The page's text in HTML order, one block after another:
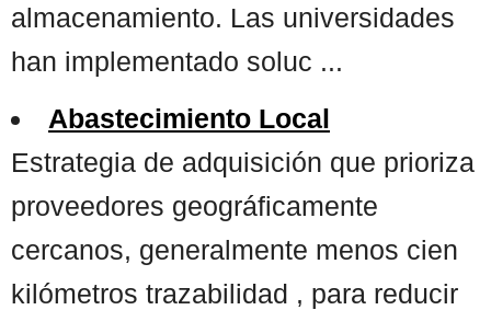
almacenamiento. Las universidades
han implementado soluc ...
Abastecimiento Local
Estrategia de adquisición que prioriza
proveedores geográficamente
cercanos, generalmente menos cien
kilómetros trazabilidad , para reducir